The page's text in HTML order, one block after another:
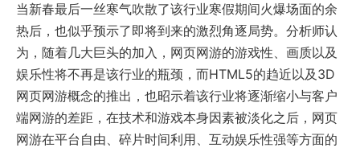
当新春最后一丝寒气吹散了该行业寒假期间火爆场面的余
热后，也似乎预示了即将到来的激烈角逐局势。分析师认
为，随着几大巨头的加入，网页网游的游戏性、画质以及
娱乐性将不再是该行业的瓶颈，而HTML5的趋近以及3D
网页网游概念的推出，也昭示着该行业将逐渐缩小与客户
端网游的差距，在技术和游戏本身因素被淡化之后，网页
网游在平台自由、碎片时间利用、互动娱乐性强等方面的